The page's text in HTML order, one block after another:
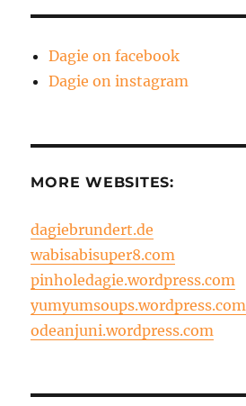
Dagie on facebook
Dagie on instagram
MORE WEBSITES:
dagiebrundert.de
wabisabisuper8.com
pinholedagie.wordpress.com
yumyumsoups.wordpress.com
odeanjuni.wordpress.com